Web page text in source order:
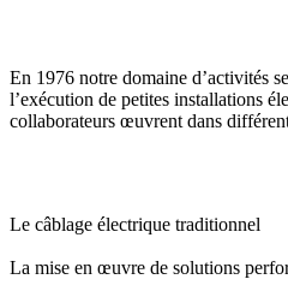
En 1976 notre domaine d’activités
l’exécution de petites installations
collaborateurs œuvrent dans
Le câblage électrique traditionnel
La mise en œuvre de solutions